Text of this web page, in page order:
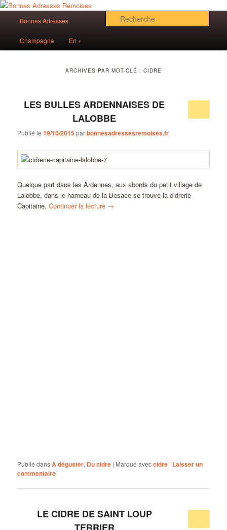
Aller
contenu
principal
Aller
contenu
secondaireBonnes Adresses Rémoises
Des bonnes adresses sur Reims!
principal
Bonnes Adresses
Champagne En +
ARCHIVES PAR MOT-CLÉ : CIDRE
LES BULLES ARDENNAISES DE
LALOBBE
Publié le19/10/2015parbonnesadressesremoises.fr
Quelque part dans les Ardennes, aux abords du petit village de
Lalobbe, dans le hameau de la Besace se trouve la cidrerie
Capitaine.Continuer la lecture →
Publié dansA déguster, Du cidre | Marqué aveccidre | Laisser un
commentaire
LE CIDRE DE SAINT LOUP